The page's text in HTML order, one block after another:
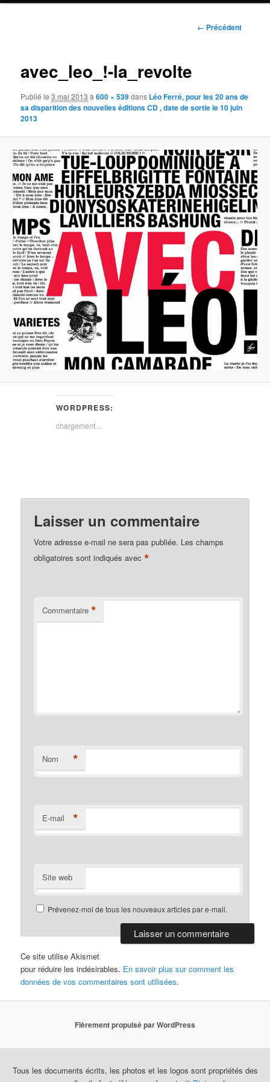
Navigation
← Précédent
avec_leo_!-la_revolte
Publié le3 mai 2013 à600 × 539dans Léo Ferré, pour les 20 ans de
sa disparition des nouvelles éditions CD , date de sortie le 10 juin
2013
WORDPRESS:
chargement…
Laisser un commentaire
Votre adresse e-mail ne sera pas publiée. Les champs
obligatoires sont indiqués avec*
Commentaire *
Nom *
E-mail *
Site web
Prévenez-moi de tous les nouveaux articles par e-mail.
Ce site utilise Akismet
pour réduire les indésirables. En savoir plus sur comment les
données de vos commentaires sont utilisées.
Fièrement propulsé par WordPress
Tous les documents écrits, les photos et les logos sont propriétés des